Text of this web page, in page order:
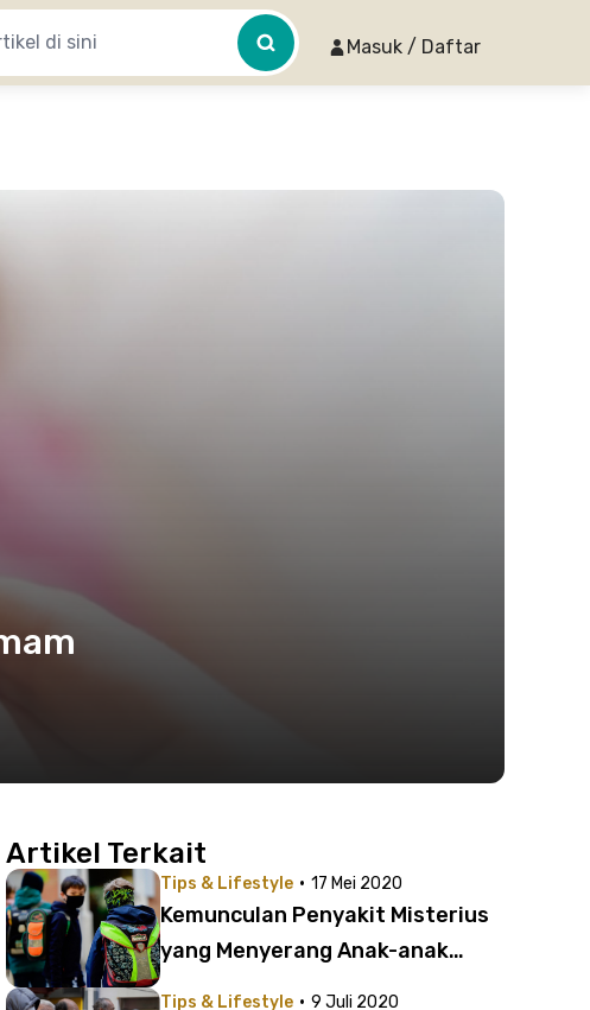
Masuk / Daftar
Artikel Terkait
Tips & Lifestyle · 17 Mei 2020
Kemunculan Penyakit Misterius
yang Menyerang Anak-anak
Tips & Lifestyle · 9 Juli 2020